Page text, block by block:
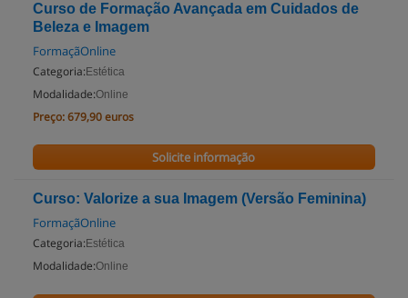
Curso de Formação Avançada em Cuidados de
Beleza e Imagem
FormaçãOnline
Categoria: Estética
Modalidade:Online
Preço:679,90 euros
Solicite informação
Curso: Valorize a sua Imagem (Versão Feminina)
FormaçãOnline
Categoria: Estética
Modalidade:Online